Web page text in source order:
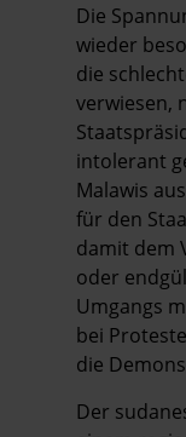
Die
wieder
die
verwiesen,
intolerant
Malawis
für den
damit dem
oder
Umgangs
bei
die
Der